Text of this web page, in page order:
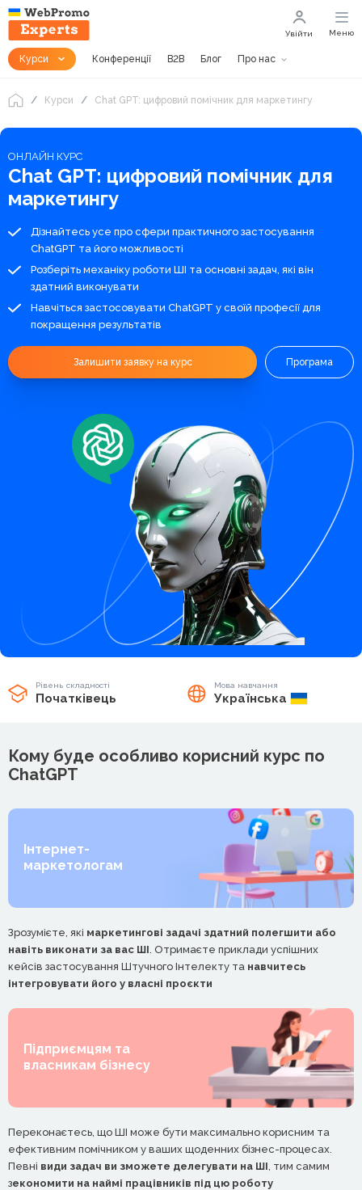
Курси Конференції B2B Блог Про нас
Увійти Меню
Курси Chat GPT: цифровий помічник для маркетингу
ОНЛАЙН КУРС
Chat GPT: цифровий помічник для
маркетингу
Дізнайтесь усе про сфери практичного застосування
ChatGPT та його можливості
Розберіть механіку роботи ШІ та основні задач, які він
здатний виконувати
Навчіться застосовувати ChatGPT у своїй професії для
покращення результатів
Залишити заявку на курс Програма
Рівень складності
Початківець
Мова навчання
Українська
Кому буде особливо корисний курс по
ChatGPT
Інтернет-
маркетологам
Зрозумієте, які маркетингові задачі здатний полегшити або
навіть виконати за вас ШІ . Отримаєте приклади успішних
кейсів застосування Штучного Інтелекту та навчитесь
інтегровувати його у власні проєкти
Підприємцям та
власникам бізнесу
Переконаєтесь, що ШІ може бути максимально корисним та
ефективним помічником у ваших щоденних бізнес-процесах.
Певні види задач ви зможете делегувати на ШІ , тим самим
зекономити на наймі працівників під цю роботу